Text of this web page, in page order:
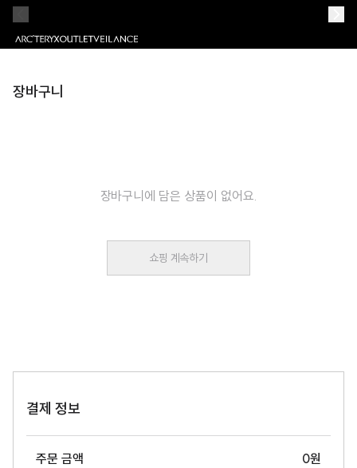
장바구니
장바구니 에 담은 상품이 없어요.
쇼핑 계속하기
결제 정보
주문 금액 0원